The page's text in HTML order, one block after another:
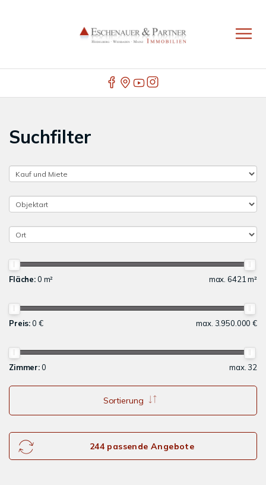
Suchfilter
Fläche:0 m² max. 6421 m²
Preis:0 € max. 3.950.000 €
Zimmer:0 max. 32
Sortierung
244 passende Angebote